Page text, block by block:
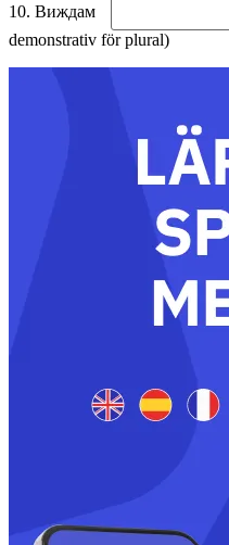
10. Виждам
demonstrativ för plural)